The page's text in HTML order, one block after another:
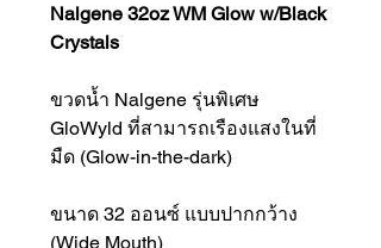
Nalgene 32oz WM Glow w/Black
Crystals
ขวดน้ำ Nalgene รุ่นพิเศษ
GloWyld ที่สามารถเรืองแสงในที่
มืด (Glow-in-the-dark)
ขนาด 32 ออนซ์ แบบปากกว้าง
(Wide Mouth)